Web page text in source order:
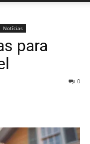
Notícias
para
0